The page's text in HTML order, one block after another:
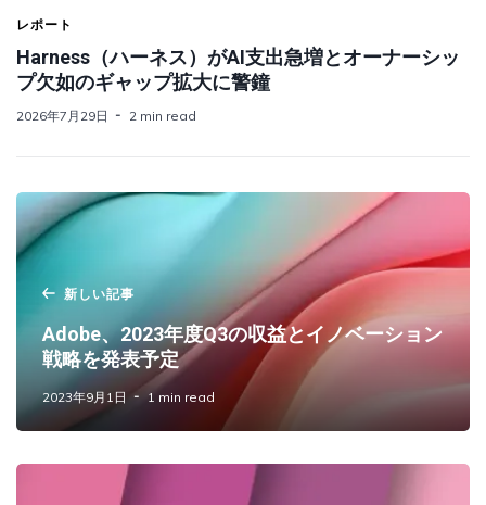
レポート
Harness（ハーネス）がAI支出急増とオーナーシッ
プ欠如のギャップ拡大に警鐘
2026年7月29日 2 min read
新しい記事
Adobe、2023年度Q3の収益とイノベーション
戦略を発表予定
2023年9月1日 1 min read